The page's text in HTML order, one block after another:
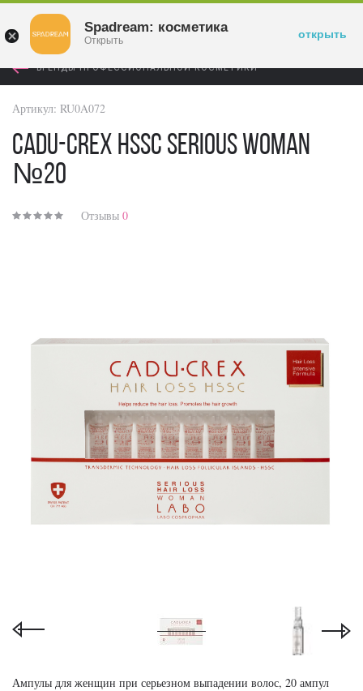
БРЕНДЫ ПРОФЕССИОНАЛЬНОЙ КОСМЕТИКИ
Артикул: RU0A072
Cadu-Crex HSSC Serious Woman
№20
Отзывы 0
Ампулы для женщин при серьезном выпадении волос, 20 ампул
Spadream: косметика
Открыть открыть